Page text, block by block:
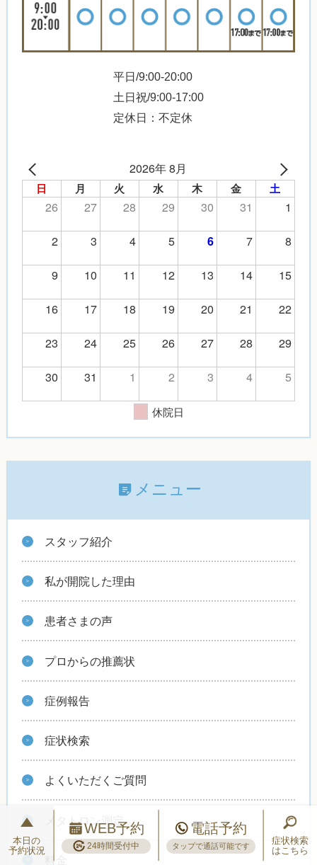
平日/9:00-20:00
土日祝/9:00-17:00
定休日：不定休
2026年 8月
日 月 火 水 木 金 土
26 27 28 29 30 31
1
2
3 4 5 6 7
8
9
10 11 12 13 14
15
16
17 18 19 20 21
22
23
24 25 26 27 28
29
30
31 1 2 3 4 5
休院日
メニュー
スタッフ紹介
私が開院した理由
患者さまの声
プロからの推薦状
症例報告
症状検索
よくいただくご質問
メタトロン測定
料金
本日の
予約状況
WEB予約
24時間受付中
電話予約
タップで通話可能です
症状検索
はこちら